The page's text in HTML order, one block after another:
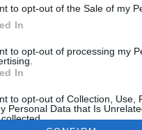
to opt-out of the Sale of my
In
to opt-out of processing my
In
to opt-out of Collection, Use,
Personal Data that Is